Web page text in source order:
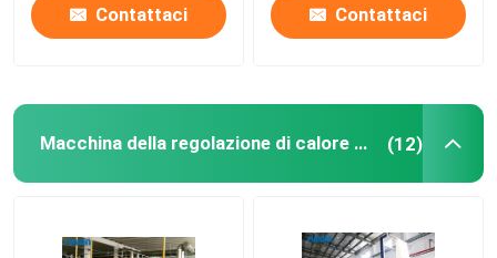
Contattaci Contattaci
Macchina della regolazione di calore del tessuto (12)